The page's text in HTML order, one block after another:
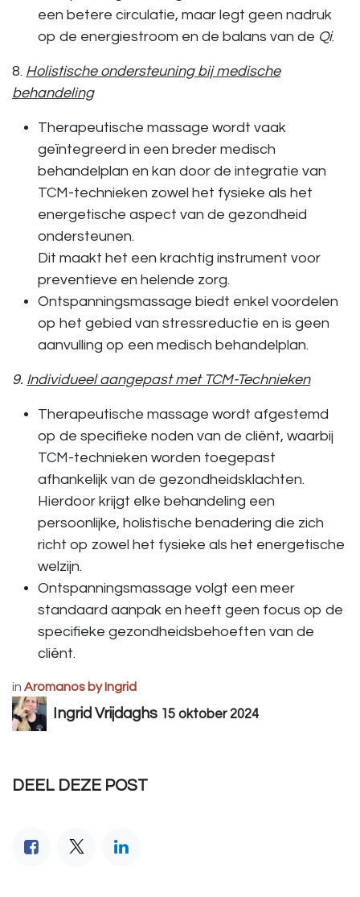
een betere circulatie, maar legt geen nadruk
op de energiestroom en de balans van de Qi.
8. Holistische ondersteuning bij medische
behandeling
Therapeutische massage wordt vaak
geïntegreerd in een breder medisch
behandelplan en kan door de integratie van
TCM-technieken zowel het fysieke als het
energetische aspect van de gezondheid
ondersteunen.
Dit maakt het een krachtig instrument voor
preventieve en helende zorg.
Ontspanningsmassage biedt enkel voordelen
op het gebied van stressreductie en is geen
aanvulling op een medisch behandelplan.
9. Individueel aangepast met TCM-Technieken
Therapeutische massage wordt afgestemd
op de specifieke noden van de cliënt, waarbij
TCM-technieken worden toegepast
afhankelijk van de gezondheidsklachten.
Hierdoor krijgt elke behandeling een
persoonlijke, holistische benadering die zich
richt op zowel het fysieke als het energetische
welzijn.
Ontspanningsmassage volgt een meer
standaard aanpak en heeft geen focus op de
specifieke gezondheidsbehoeften van de
cliënt.
in Aromanos by Ingrid
Ingrid Vrijdaghs 15 oktober 2024
DEEL DEZE POST